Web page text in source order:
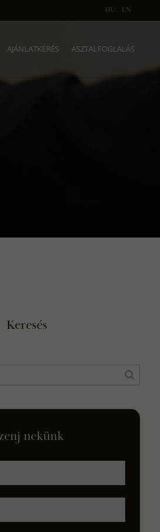
HU EN
AJÁNLATKÉRÉS ASZTALFOGLALÁS
Keresés
nekünk